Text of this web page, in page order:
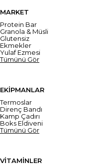
MARKET
Protein Bar
Granola & Müsli
Glutensiz
Ekmekler
Yulaf Ezmesi
Tümünü Gör
EKİPMANLAR
Termoslar
Direnç Bandı
Kamp Çadırı
Boks Eldiveni
Tümünü Gör
VİTAMİNLER